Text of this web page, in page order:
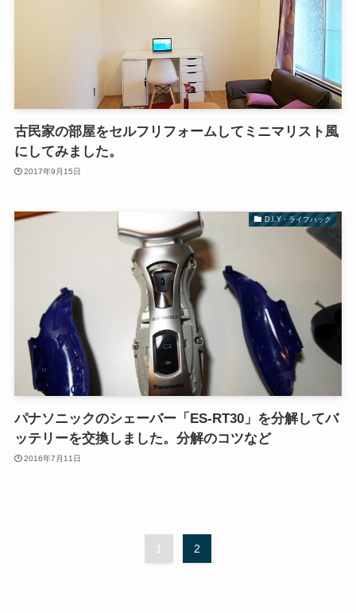
古民家の部屋をセルフリフォームしてミニマリスト風
にしてみました。
2017年9月15日
D.I.Y・ライフハック
パナソニックのシェーバー「ES-RT30」を分解してバ
ッテリーを交換しました。分解のコツなど
2016年7月11日
1 2